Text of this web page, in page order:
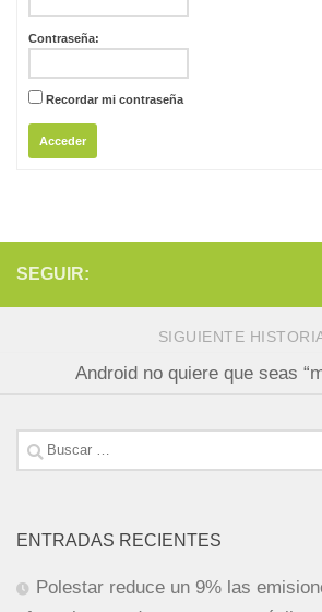
Contraseña:
Recordar mi contraseña
Acceder
SEGUIR:
SIGUIENTE
Android no quiere que seas
Buscar:
ENTRADAS RECIENTES
Polestar reduce un 9% las